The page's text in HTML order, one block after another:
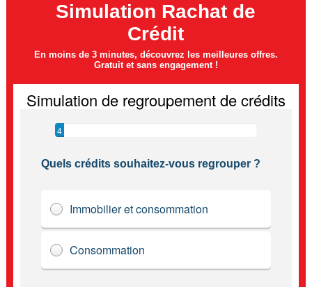
Simulation Rachat de
Crédit
En moins de 3 minutes, découvrez les meilleures offres.
Gratuit et sans engagement !